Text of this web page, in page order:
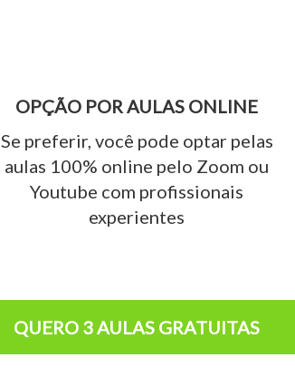
OPÇÃO POR AULAS ONLINE
Se preferir, você pode optar pelas
aulas 100% online pelo Zoom ou
Youtube com profissionais
experientes
QUERO 3 AULAS GRATUITAS